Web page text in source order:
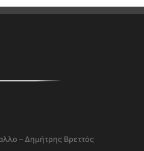
– Δημήτρης Βρεττός